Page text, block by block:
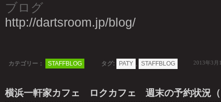
ブログ
http://dartsroom.jp/blog/
カテゴリー： STAFFBLOG タグ: PATY , STAFFBLOG 2013年3月
横浜一軒家カフェ ロクカフェ 週末の予約状況（